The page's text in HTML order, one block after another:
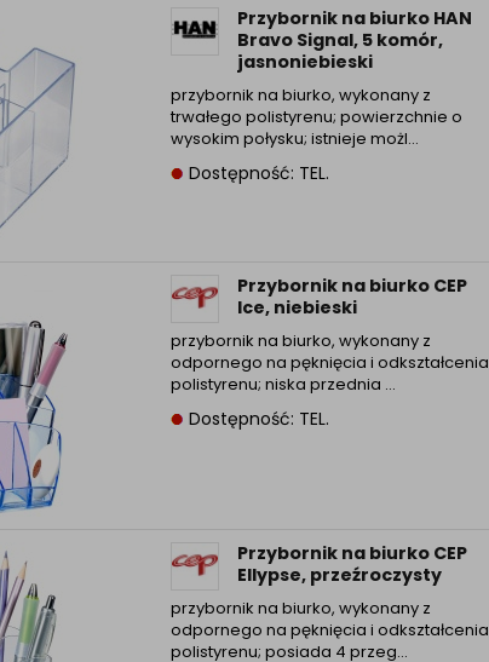
Przybornik na biurko HAN
Bravo Signal, 5 komór,
jasnoniebieski
przybornik na biurko, wykonany z
trwałego polistyrenu; powierzchnie o
wysokim połysku; istnieje możl...
Dostępność: TEL.
Przybornik na biurko CEP
Ice, niebieski
przybornik na biurko, wykonany z
odpornego na pęknięcia i odkształcenia
polistyrenu; niska przednia ...
Dostępność: TEL.
Przybornik na biurko CEP
Ellypse, przeźroczysty
przybornik na biurko, wykonany z
odpornego na pęknięcia i odkształcenia
polistyrenu; posiada 4 przeg...